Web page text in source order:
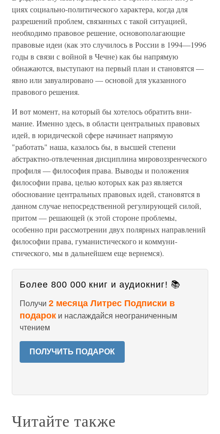
циях социально-политического характера, когда для
разре­шений проблем, связанных с такой ситуацией,
необходимо правовое решение, основополагающие
правовые идеи (как это случилось в России в 1994—1996
годы в связи с войной в Чечне) как бы напрямую
обнажаются, выступают на первый план и становятся —
явно или завуалировано — ос­новой для указанного
правового решения.
И вот момент, на который бы хотелось обратить вни­
мание. Именно здесь, в области центральных правовых
идей, в юридической сфере начинает напрямую
"работать" наша, казалось бы, в высшей степени
абстрактно-отвлечен­ная дисциплина мировоззренческого
профиля — филосо­фия права. Выводы и положения
философии права, целью которых как раз является
обоснование центральных право­вых идей, становятся в
данном случае непосредственной регулирующей силой,
притом — решающей (к этой стороне проблемы,
особенно при рассмотрении двух полярных направлений
философии права, гуманистического и коммуни­
стического, мы в дальнейшем еще вернемся).
Более 800 000 книг и аудиокниг! 📚
Получи 2 месяца Литрес Подписки в
подарок и наслаждайся неограниченным
чтением
ПОЛУЧИТЬ ПОДАРОК
Читайте также